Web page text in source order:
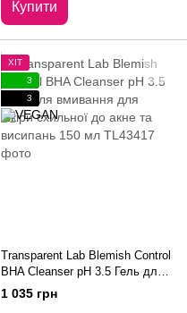
Купити
ХІТ
3
3
Transparent Lab Blemish Control
BHA Cleanser pH 3.5 Гель для
вмивання для шкіри схильної
до акне та висипань 150 мл
1 035 грн